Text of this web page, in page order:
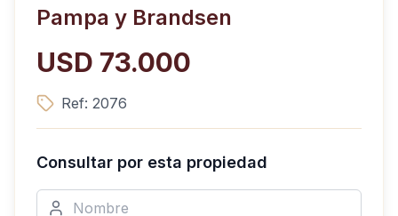
Pampa y Brandsen
USD 73.000
Ref: 2076
Consultar por esta propiedad